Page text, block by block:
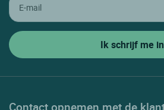
Contact opnemen met de